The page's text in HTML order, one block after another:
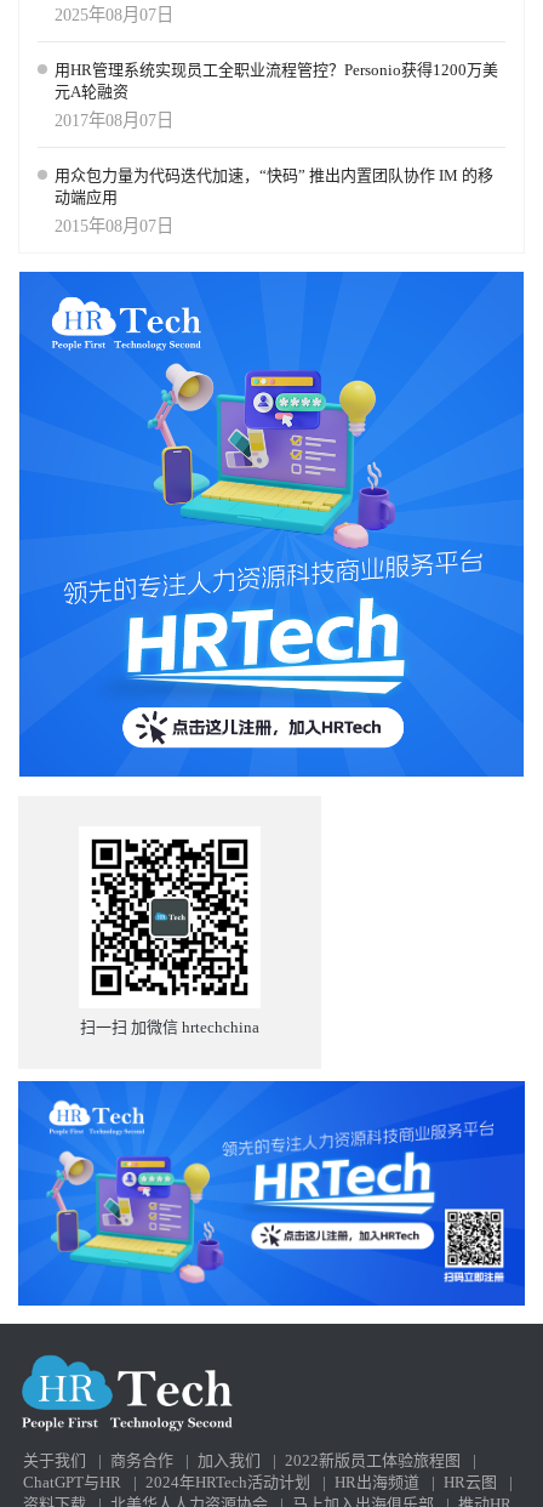
2025年08月07日
用HR管理系统实现员工全职业流程管控？Personio获得1200万美
元A轮融资
2017年08月07日
用众包力量为代码迭代加速，“快码” 推出内置团队协作 IM 的移
动端应用
2015年08月07日
扫一扫 加微信 hrtechchina
关于我们 | 商务合作 | 加入我们 | 2022新版员工体验旅程图
|
ChatGPT与HR
| 2024年HRTech活动计划 | HR出海频道 | HR云图
|